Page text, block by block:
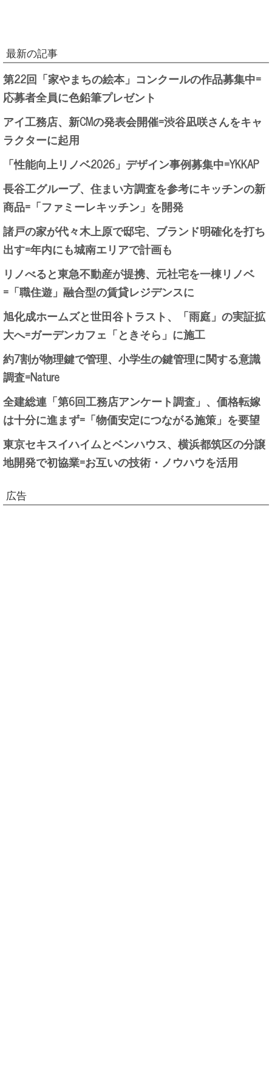
最新の記事
第22回「家やまちの絵本」コンクールの作品募集中=
応募者全員に色鉛筆プレゼント
アイ工務店、新CMの発表会開催=渋谷凪咲さんをキャ
ラクターに起用
「性能向上リノベ2026」デザイン事例募集中=YKKAP
長谷工グループ、住まい方調査を参考にキッチンの新
商品=「ファミーレキッチン」を開発
諸戸の家が代々木上原で邸宅、ブランド明確化を打ち
出す=年内にも城南エリアで計画も
リノべると東急不動産が提携、元社宅を一棟リノベ
=「職住遊」融合型の賃貸レジデンスに
旭化成ホームズと世田谷トラスト、「雨庭」の実証拡
大へ=ガーデンカフェ「ときそら」に施工
約7割が物理鍵で管理、小学生の鍵管理に関する意識
調査=Nature
全建総連「第6回工務店アンケート調査」、価格転嫁
は十分に進まず=「物価安定につながる施策」を要望
東京セキスイハイムとベンハウス、横浜都筑区の分譲
地開発で初協業=お互いの技術・ノウハウを活用
広告